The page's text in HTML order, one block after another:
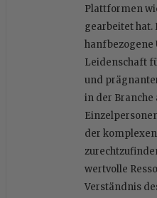
Plattformen
gearbeitet hat.
hanfbezogene
Leidenschaft
und
in der Branche
der
wertvolle
Verständnis